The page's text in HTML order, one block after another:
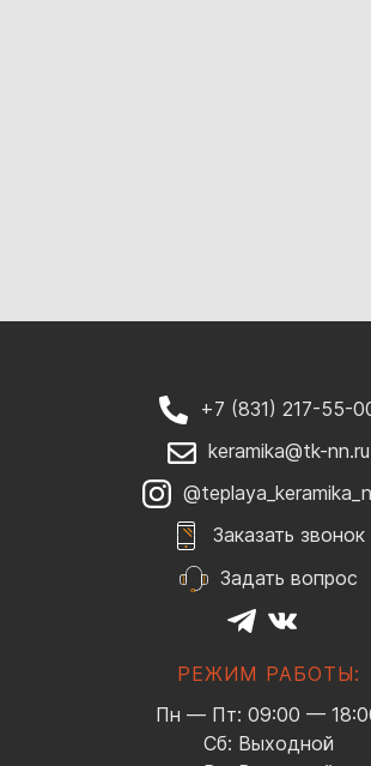
+7 (831) 217-55-
keramika@tk-nn.ru
Заказать звонок
Задать вопрос
РЕЖИМ РАБОТЫ:
Пн — Пт: 09:00 —
Сб: Выходной